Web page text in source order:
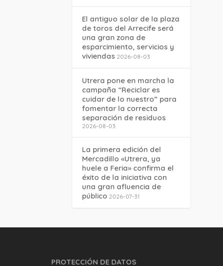
El antiguo solar de la plaza
de toros del Arrecife será
una gran zona de
esparcimiento, servicios y
viviendas 2026-08-03
Utrera pone en marcha la
campaña “Reciclar es
cuidar de lo nuestro” para
fomentar la correcta
separación de residuos
2026-08-03
La primera edición del
Mercadillo «Utrera, ya
huele a Feria» confirma el
éxito de la iniciativa con
una gran afluencia de
público 2026-07-31
PROTECCIÓN DE DATOS